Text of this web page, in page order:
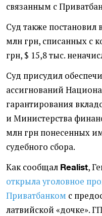
связанным с
Суд также постановил
млн грн, списанных с
грн, $ 15,8 тыс.
Суд присудил
ассигнований
гарантирования
и Министерства
млн грн понесенных
судебного сбора.
Как сообщал Realist,
открыла уголовное
Приватбанком с
латвийской «дочке».